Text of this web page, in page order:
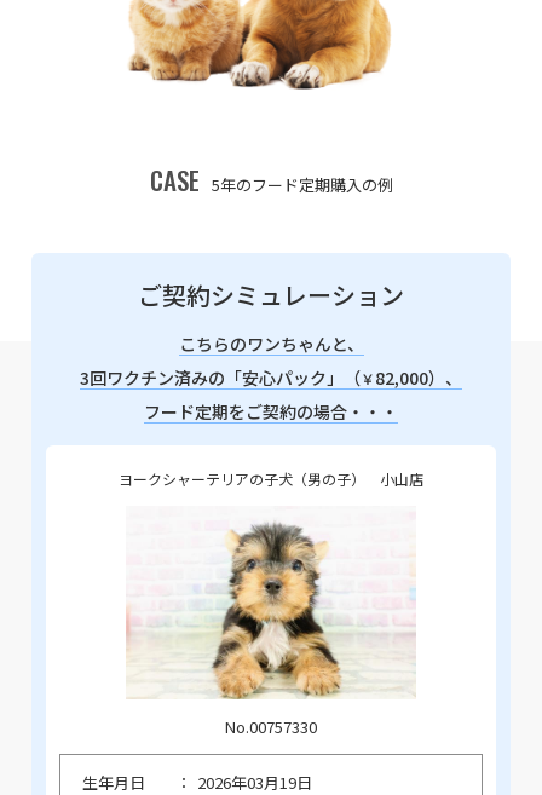
CASE 5年のフード定期購入の例
ご契約シミュレーション
こちらのワンちゃんと、
3回ワクチン済みの「安心パック」（￥82,000）、
フード定期をご契約の場合・・・
ヨークシャーテリアの子犬（男の子） 小山店
No.00757330
生年月日
2026年03月19日